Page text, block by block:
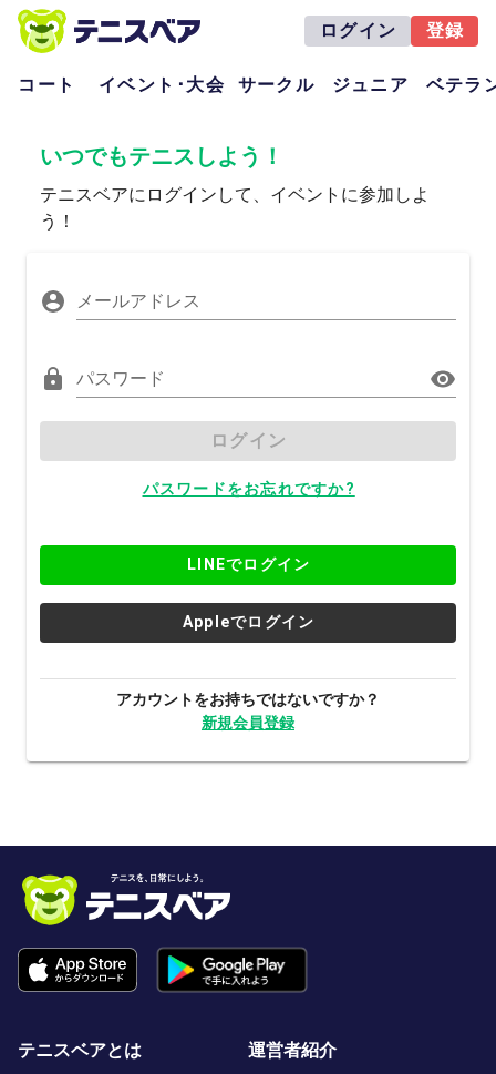
ログイン 登録
コート イベント･大会 サークル ジュニア ベテラ
いつでもテニスしよう！
テニスベアにログインして、イベントに参加しよ
う！
メールアドレス
パスワード
ログイン
パスワードをお忘れですか?
LINEでログイン
Appleでログイン
アカウントをお持ちではないですか？
新規会員登録
テニスベアとは 運営者紹介